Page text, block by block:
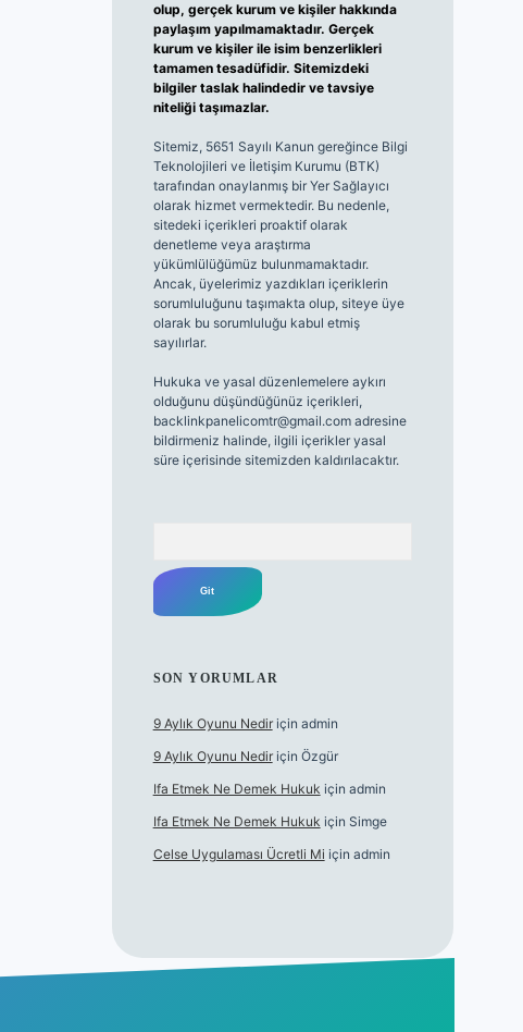
olup, gerçek kurum ve kişiler hakkında
paylaşım yapılmamaktadır. Gerçek
kurum ve kişiler ile isim benzerlikleri
tamamen tesadüfidir. Sitemizdeki
bilgiler taslak halindedir ve tavsiye
niteliği taşımazlar.
Sitemiz, 5651 Sayılı Kanun gereğince Bilgi
Teknolojileri ve İletişim Kurumu (BTK)
tarafından onaylanmış bir Yer Sağlayıcı
olarak hizmet vermektedir. Bu nedenle,
sitedeki içerikleri proaktif olarak
denetleme veya araştırma
yükümlülüğümüz bulunmamaktadır.
Ancak, üyelerimiz yazdıkları içeriklerin
sorumluluğunu taşımakta olup, siteye üye
olarak bu sorumluluğu kabul etmiş
sayılırlar.
Hukuka ve yasal düzenlemelere aykırı
olduğunu düşündüğünüz içerikleri,
backlinkpanelicomtr@gmail.comadresine
bildirmeniz halinde, ilgili içerikler yasal
süre içerisinde sitemizden kaldırılacaktır.
SON YORUMLAR
9 Aylık Oyunu Nediriçin admin
9 Aylık Oyunu Nediriçin Özgür
Ifa Etmek Ne Demek Hukuk için admin
Ifa Etmek Ne Demek Hukuk için Simge
Celse Uygulaması Ücretli Mi için admin